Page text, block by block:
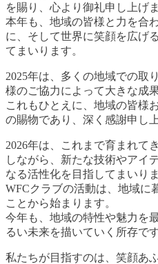
を賜り、心より御礼申し上げま
本年も、地域の皆様と力を合
に、そして世界に笑顔を広げ
てまいります。
2025年は、多くの地域での取
様のご協力によって大きな成
これもひとえに、地域の皆様
の賜物であり、深く感謝申し
2026年は、これまで育まれて
しながら、新たな技術やアイ
なる活性化を目指してまいりま
WFCクラブの活動は、地域に
ことから始まります。
今年も、地域の特性や魅力を
るい未来を描いていく所存です
私たちが目指すのは、笑顔あ